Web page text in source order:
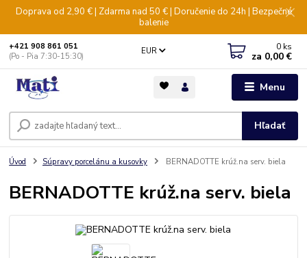
Doprava od 2,90 € | Zdarma nad 50 € | Doručenie do 24h | Bezpečné
balenie
Menu
EUR
Hľadať
+421 908 861 051
(Po - Pia 7:30-15:30)
0 ks
za 0,00 €
Úvod Súpravy porcelánu a kusovky BERNADOTTE krúž.na serv. biela
BERNADOTTE krúž.na serv. biela